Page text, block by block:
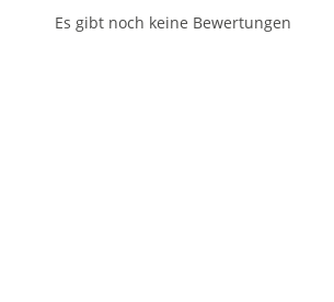
Es gibt noch keine Bewertungen